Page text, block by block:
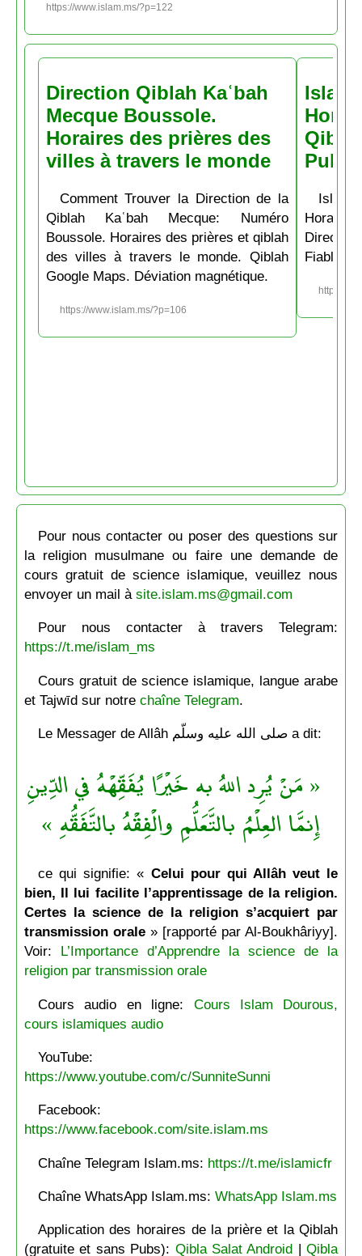
https://www.islam.ms/?p=122
Direction Qiblah Kaʿbah
Mecque Boussole.
Horaires des prières des
villes à travers le monde
Comment Trouver la Direction de la
Qiblah Kaʿbah Mecque: Numéro
Boussole. Horaires des prières et qiblah
des villes à travers le monde. Qiblah
Google Maps. Déviation magnétique.
https://www.islam.ms/?p=106
Pubs
Fiable et
https://
Pour nous contacter ou poser des questions sur
la religion musulmane ou faire une demande de
cours gratuit de science islamique, veuillez nous
envoyer un mail à site.islam.ms@gmail.com
Pour nous contacter à travers Telegram:
https://t.me/islam_ms
Cours gratuit de science islamique, langue arabe
et Tajwīd sur notre chaîne Telegram.
Le Messager de Allâh صلى الله عليه وسلّم a dit:
« مَنْ يُرِد اللهُ به خَيْرًا يُفَقِّهْهُ في الدِّينِ
إِنمَّا العِلْمُ بالتَّعَلُّمِ والْفِقْهُ بالتَّفَقُّهِ »
ce qui signifie: « Celui pour qui Allâh veut le
bien, Il lui facilite l’apprentissage de la religion.
Certes la science de la religion s’acquiert par
transmission orale» [rapporté par Al-Boukhâriyy].
Voir: L’Importance d’Apprendre la science de la
religion par transmission orale
Cours audio en ligne: Cours Islam Dourous,
cours islamiques audio
YouTube:
https://www.youtube.com/c/SunniteSunni
Facebook:
https://www.facebook.com/site.islam.ms
Chaîne Telegram Islam.ms: https://t.me/islamicfr
Chaîne WhatsApp Islam.ms: WhatsApp Islam.ms
Application des horaires de la prière et la Qiblah
(gratuite et sans Pubs): Qibla Salat Android |Qibla